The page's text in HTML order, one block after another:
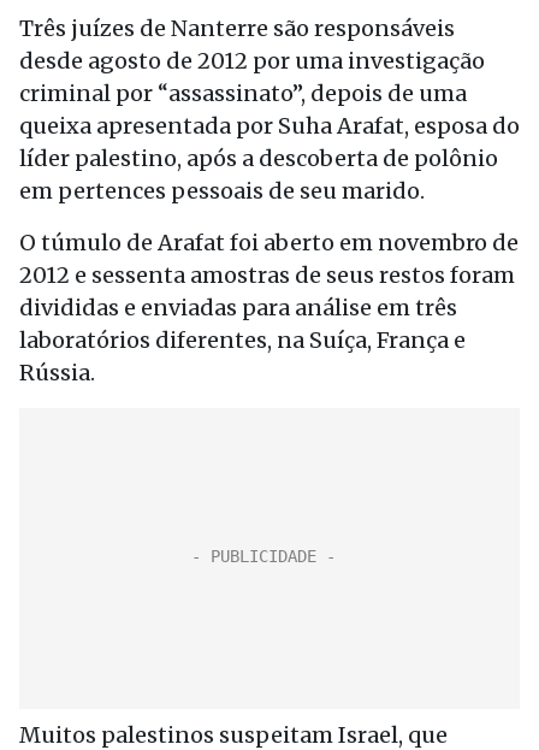
Três juízes de Nanterre são responsáveis
desde agosto de 2012 por uma investigação
criminal por “assassinato”, depois de uma
queixa apresentada por Suha Arafat, esposa do
líder palestino, após a descoberta de polônio
em pertences pessoais de seu marido.
O túmulo de Arafat foi aberto em novembro de
2012 e sessenta amostras de seus restos foram
divididas e enviadas para análise em três
laboratórios diferentes, na Suíça, França e
Rússia.
Muitos palestinos suspeitam Israel, que